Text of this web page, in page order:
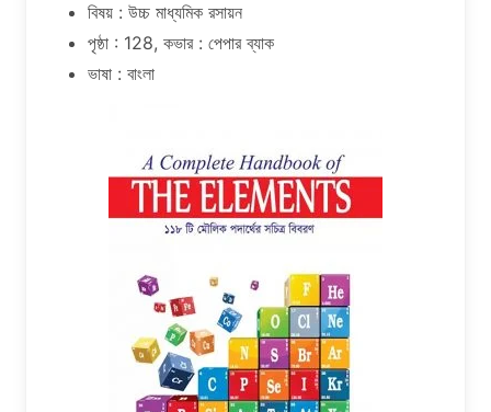
বিষয় : উচ্চ মাধ্যমিক রসায়ন
পৃষ্ঠা : 128, কভার : পেপার ব্যাক
ভাষা : বাংলা